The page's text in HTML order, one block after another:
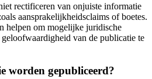
rectificeren van onjuiste informatie
aansprakelijkheidsclaims of boetes.
helpen om mogelijke juridische
van de publicatie te
worden gepubliceerd?